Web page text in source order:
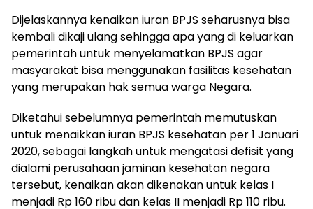
Dijelaskannya kenaikan iuran BPJS seharusnya bisa
kembali dikaji ulang sehingga apa yang di keluarkan
pemerintah untuk menyelamatkan BPJS agar
masyarakat bisa menggunakan fasilitas kesehatan
yang merupakan hak semua warga Negara.
Diketahui sebelumnya pemerintah memutuskan
untuk menaikkan iuran BPJS kesehatan per 1 Januari
2020, sebagai langkah untuk mengatasi defisit yang
dialami perusahaan jaminan kesehatan negara
tersebut, kenaikan akan dikenakan untuk kelas I
menjadi Rp 160 ribu dan kelas II menjadi Rp 110 ribu.